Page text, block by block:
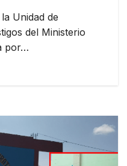
Unidad de
del Ministerio
por…